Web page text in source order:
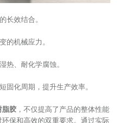
长效结合。
的机械应力。
热、耐化学腐蚀。
固化周期，提升生产效率。
脂胶 ，不仅提高了产品的整体性能
保和高效的双重要求。通过实际